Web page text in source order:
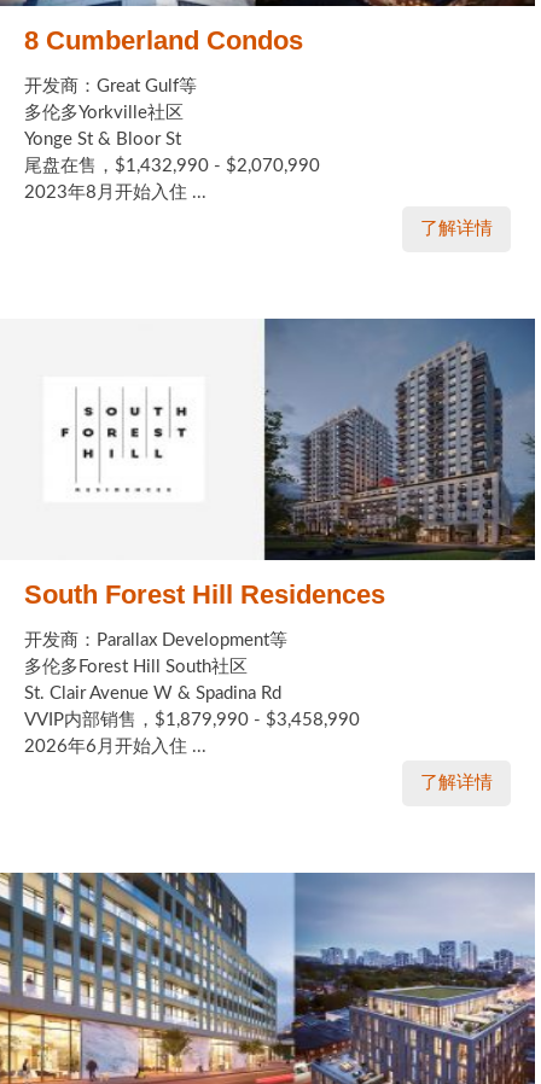
8 Cumberland Condos
开发商：Great Gulf等
多伦多Yorkville社区
Yonge St & Bloor St
尾盘在售，$1,432,990 - $2,070,990
2023年8月开始入住 ...
了解详情
South Forest Hill Residences
开发商：Parallax Development等
多伦多Forest Hill South社区
St. Clair Avenue W & Spadina Rd
VVIP内部销售，$1,879,990 - $3,458,990
2026年6月开始入住 ...
了解详情